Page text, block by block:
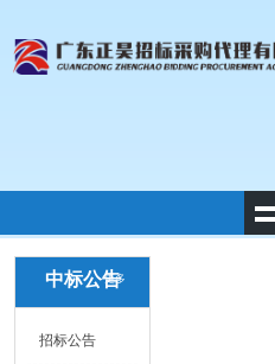
中标公告
更多
招标公告